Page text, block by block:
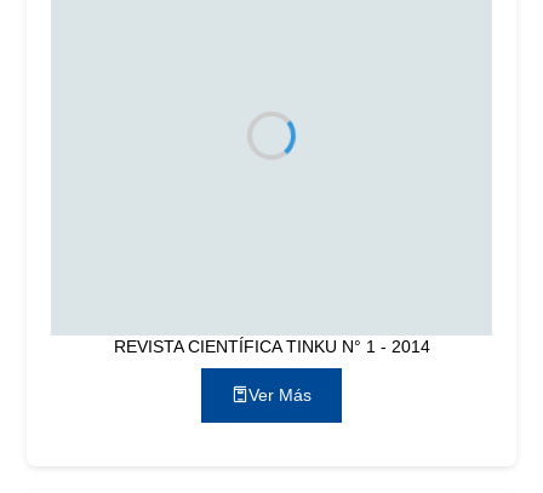
REVISTA CIENTÍFICA TINKU N° 1 - 2014
Ver Más